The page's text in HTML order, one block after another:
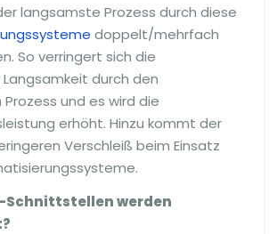
langsamste Prozess durch diese
doppelt/mehrfach
So verringert sich die
durch den
und es wird die
erhöht. Hinzu kommt der
Verschleiß beim Einsatz
Schnittstellen werden